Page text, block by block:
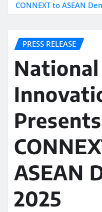
CONNEXT to ASEAN
PRESS RELEASE
National
ASEAN
2025